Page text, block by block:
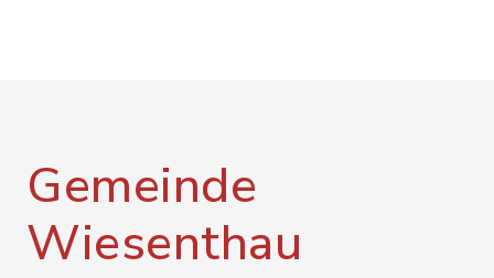
Gemeinde
Wiesenthau